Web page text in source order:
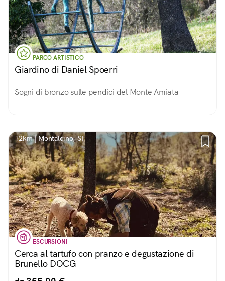
PARCO ARTISTICO
Giardino di Daniel Spoerri
Sogni di bronzo sulle pendici del Monte Amiata
12km | Montalcino, SI
ESCURSIONI
Cerca al tartufo con pranzo e degustazione di
Brunello DOCG